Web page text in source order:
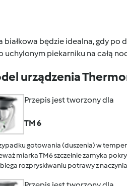
białkowa będzie idealna, gdy po
uchylonym piekarniku na całą
urządzenia
Przepis jest tworzony dla
TM 6
gotowania (duszenia) w
miarka TM6 szczelnie zamyka
rozpryskiwaniu potrawy z